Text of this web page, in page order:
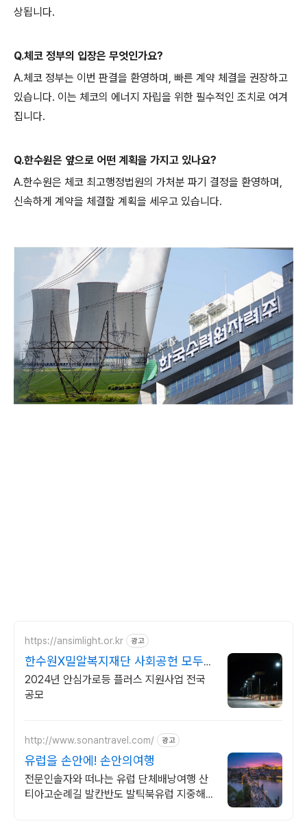
상됩니다.
Q.체코 정부의 입장은 무엇인가요?
A.체코 정부는 이번 판결을 환영하며, 빠른 계약 체결을 권장하고
있습니다. 이는 체코의 에너지 자립을 위한 필수적인 조치로 여겨
집니다.
Q.한수원은 앞으로 어떤 계획을 가지고 있나요?
A.한수원은 체코 최고행정법원의 가처분 파기 결정을 환영하며,
신속하게 계약을 체결할 계획을 세우고 있습니다.
https://ansimlight.or.kr 광고
한수원X밀알복지재단 사회공헌 모두
가 안전한 세상!
2024년 안심가로등 플러스 지원사업 전국
공모
http://www.sonantravel.com/ 광고
유럽을 손안에! 손안의여행
전문인솔자와 떠나는 유럽 단체배낭여행 산
티아고순례길 발칸반도 발틱북유럽 지중해